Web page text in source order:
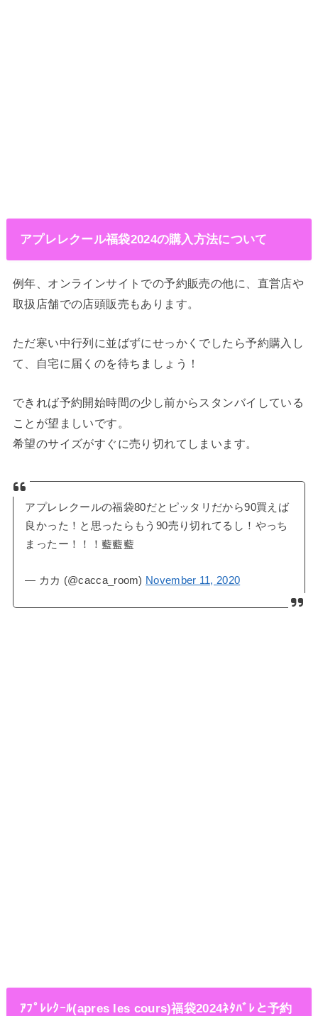
アプレレクール福袋2024の購入方法について
例年、オンラインサイトでの予約販売の他に、直営店や
取扱店舗での店頭販売もあります。
ただ寒い中行列に並ばずにせっかくでしたら予約購入し
て、自宅に届くのを待ちましょう！
できれば予約開始時間の少し前からスタンバイしている
ことが望ましいです。
希望のサイズがすぐに売り切れてしまいます。
アプレレクールの福袋80だとピッタリだから90買えば
良かった！と思ったらもう90売り切れてるし！やっち
まったー！！！藍藍藍
— カカ (@cacca_room) November 11, 2020
ｱﾌﾟﾚﾚｸｰﾙ(apres les cours)福袋2024ﾈﾀﾊﾞﾚと予約